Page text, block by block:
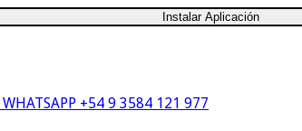
Instalar Aplicación
WHATSAPP +54 9 3584 121 977